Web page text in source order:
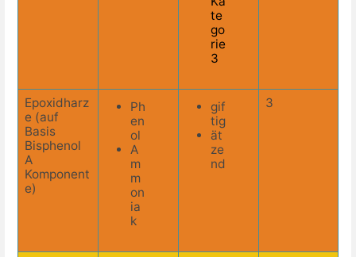
te
go
rie
3
Epoxidharz
e (auf
Basis
Bisphenol
A
Komponent
e)
Ph
en
ol
A
m
m
on
ia
k
gif
tig
ät
ze
nd
3